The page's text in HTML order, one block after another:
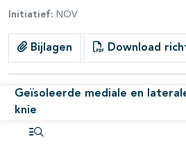
Initiatief: NOV
Bijlagen Download
Geïsoleerde mediale en
knie